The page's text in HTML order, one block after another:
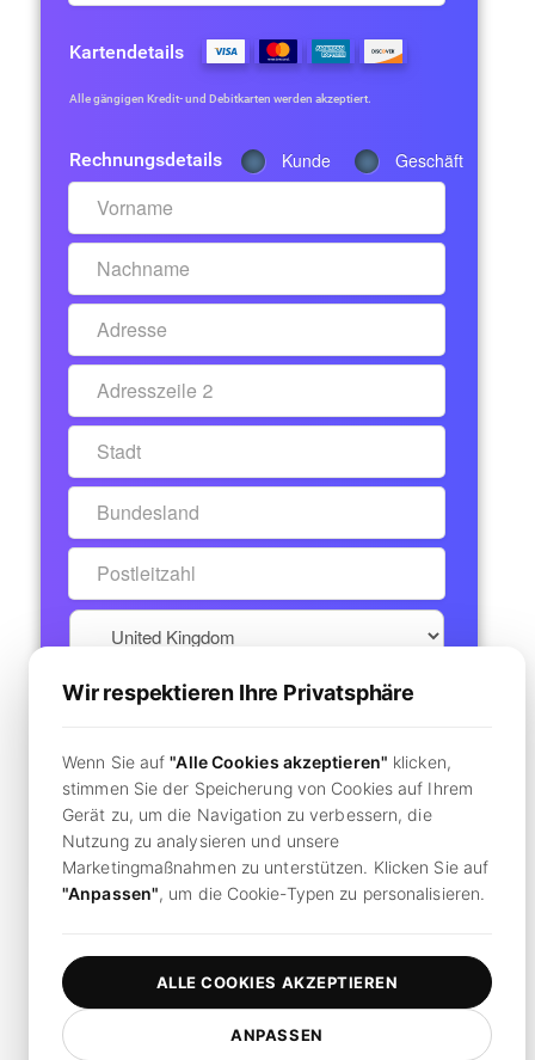
Kartendetails
Alle gängigen Kredit- und Debitkarten werden akzeptiert.
Rechnungsdetails Kunde Geschäft
Pay now
Secure Checkout
Bereits ein Konto? Hier klicken, um sich anzumelden
Wir respektieren Ihre Privatsphäre
Wenn Sie auf"Alle Cookies akzeptieren" klicken,
stimmen Sie der Speicherung von Cookies auf Ihrem
Gerät zu, um die Navigation zu verbessern, die
Nutzung zu analysieren und unsere
Marketingmaßnahmen zu unterstützen. Klicken Sie auf
"Anpassen", um die Cookie-Typen zu personalisieren.
ANPASSEN
ALLE COOKIES AKZEPTIEREN